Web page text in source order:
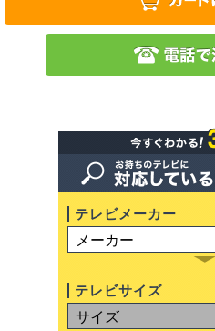
テレビメーカー
テレビサイズ